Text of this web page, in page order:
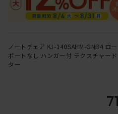
ノートチェア KJ-140SAHM-GNB4 ロ
ポートなし ハンガー付 テクスチャー
ター